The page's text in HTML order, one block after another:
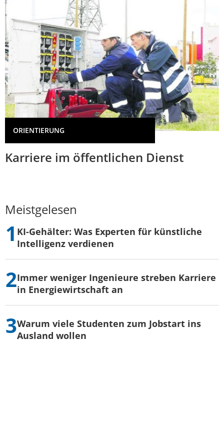
ORIENTIERUNG
Karriere im öffentlichen Dienst
Meistgelesen
KI-Gehälter: Was Experten für künstliche
Intelligenz verdienen
Immer weniger Ingenieure streben Karriere
in Energiewirtschaft an
Warum viele Studenten zum Jobstart ins
Ausland wollen